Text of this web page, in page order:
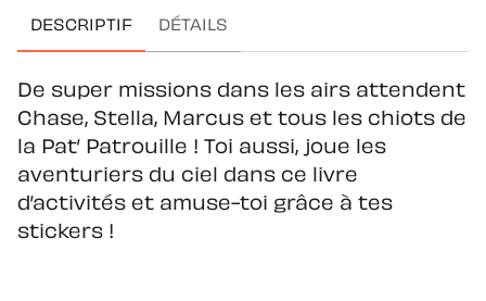
DESCRIPTIF DÉTAILS
De super missions dans les airs attendent
Chase, Stella, Marcus et tous les chiots de
la Pat’ Patrouille ! Toi aussi, joue les
aventuriers du ciel dans ce livre
d’activités et amuse-toi grâce à tes
stickers !